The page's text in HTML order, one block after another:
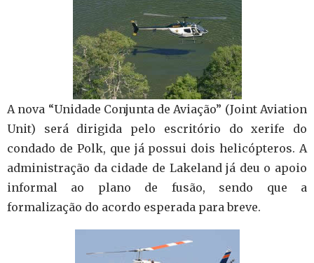
A nova “Unidade Conjunta de Aviação” (Joint Aviation
Unit) será dirigida pelo escritório do xerife do
condado de Polk, que já possui dois helicópteros. A
administração da cidade de Lakeland já deu o apoio
informal ao plano de fusão, sendo que a
formalização do acordo esperada para breve.